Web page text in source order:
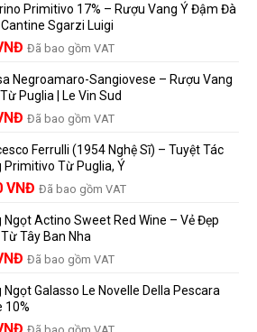
lựa
chọn
đáng
nhãn
rượu
vang
và
những
người
vang
nên
biết
Được
Bao
Lâu?
Hướng
Dẫn
Lưu
Trữ
Và
Thành
Primitivo 17% – Rượu Vang Ý Đậm Đà
Sgarzi Luigi
Giá
tại
là:
780.000 VNĐ.
Đã bao gồm VAT
Negroamaro-Sangiovese – Rượu Vang
Puglia | Le Vin Sud
Giá
tại
là:
450.000 VNĐ.
Đã bao gồm VAT
Ferrulli (1954 Nghệ Sĩ) – Tuyệt Tác
Primitivo Từ Puglia, Ý
VNĐ.
VNĐ Giá
tại
là:
1.390.000 VNĐ.
Đã bao gồm VAT
Ngọt Actino Sweet Red Wine – Vẻ Đẹp
Tây Ban Nha
Đã bao gồm VAT
Ngọt Galasso Le Novelle Della Pescara
10%